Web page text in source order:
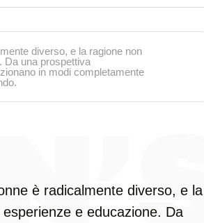
diverso, e la ragione non
Da una prospettiva
in modi completamente
è radicalmente diverso, e la
e educazione. Da